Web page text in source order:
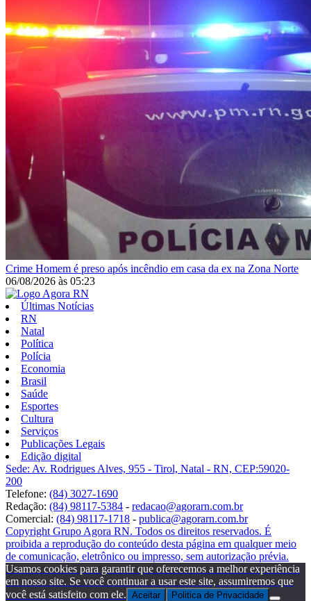
Crime Homem é preso após incêndio em casa da ex na Zona Norte
06/08/2026 às 05:23
Últimas Notícias
RN
Natal
Política
Polícia
Economia
Brasil
Saúde
Esportes
Cultura
Serviços
Publicações Legais
Edição digital
Sede: Av. Rodrigues Alves, 955 - Tirol, Natal - RN, CEP:59020-
200
Telefone: (84) 3027-1690
Redação: (84) 98117-5384 - redacao@agorarn.com.br
Comercial: (84) 98117-1718 - publica@agorarn.com.br
Copyright Grupo Agora RN. Todos os direitos reservados. É
proibida a reprodução do conteúdo desta página em qualquer meio
de comunicação, eletrônico ou impresso, sem autorização prévia.
Usamos cookies para garantir que oferecemos a melhor experiência
em nosso site. Se você continuar a usar este site, assumiremos que
você está satisfeito com ele. Aceitar Politica de Privacidade